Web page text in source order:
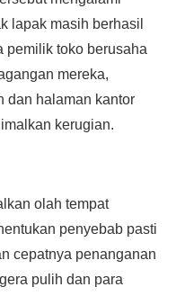
lapak masih berhasil
pemilik toko berusaha
mereka,
dan halaman kantor
kerugian.
olah tempat
penyebab pasti
cepatnya penanganan
pulih dan para